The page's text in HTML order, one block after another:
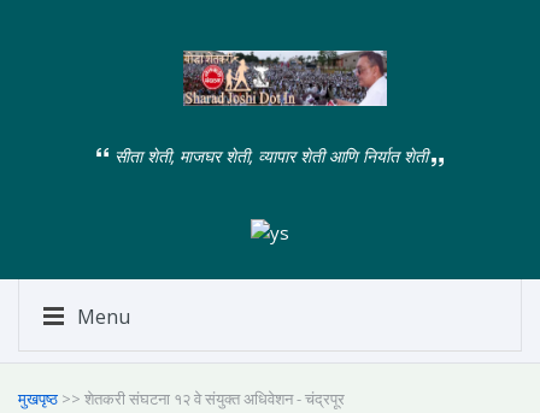
सीता शेती, माजघर शेती, व्यापार शेती आणि निर्यात शेती
Menu
मुखपृष्ठ >> शेतकरी संघटना १२ वे संयुक्त अधिवेशन - चंद्रपूर